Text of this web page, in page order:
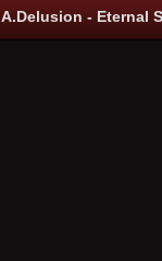
A.Delusion - Eternal